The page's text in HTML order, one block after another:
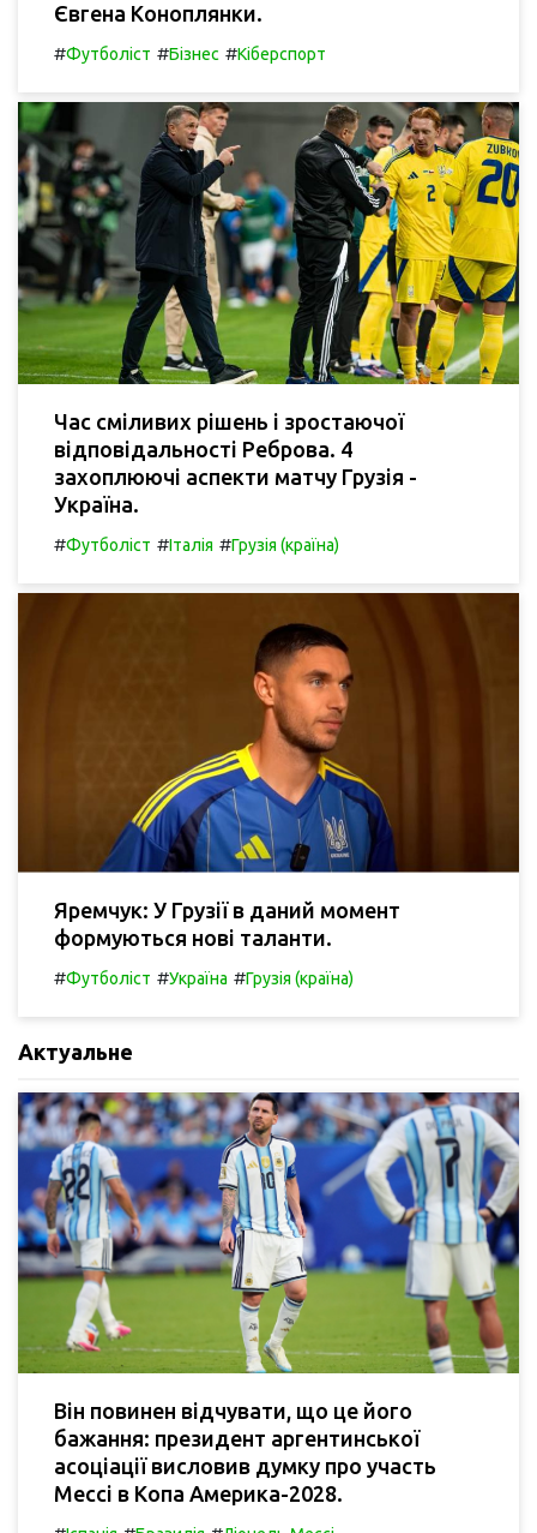
Євгена Коноплянки.
#Футболіст #Бізнес #Кіберспорт
Час сміливих рішень і зростаючої
відповідальності Реброва. 4
захоплюючі аспекти матчу Грузія -
Україна.
#Футболіст #Італія #Грузія (країна)
Яремчук: У Грузії в даний момент
формуються нові таланти.
#Футболіст #Україна #Грузія (країна)
Актуальне
Він повинен відчувати, що це його
бажання: президент аргентинської
асоціації висловив думку про участь
Мессі в Копа Америка-2028.